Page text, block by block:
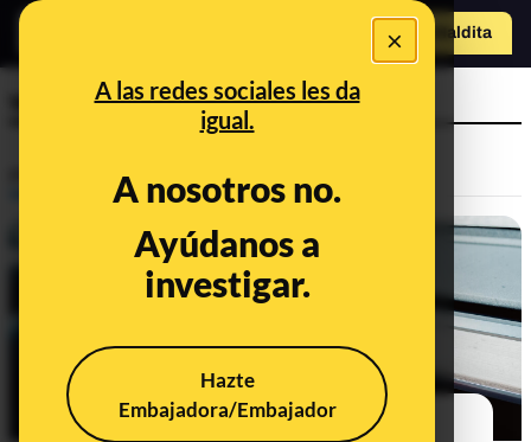
×
A las redes sociales les da
igual.
A nosotros no.
Ayúdanos a
investigar.
Hazte
Embajadora/Embajador
Hazte Maldito
a
Recomendaciones para minimizar